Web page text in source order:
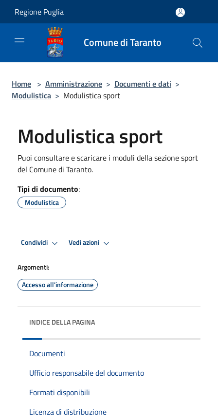
Regione Puglia
Comune di Taranto
Home > Amministrazione > Documenti e dati >
Modulistica > Modulistica sport
Modulistica sport
Puoi consultare e scaricare i moduli della sezione sport
del Comune di Taranto.
Tipi di documento:
Modulistica
Condividi Vedi azioni
Argomenti:
Accesso all'informazione
INDICE DELLA PAGINA
Documenti
Ufficio responsabile del documento
Formati disponibili
Licenza di distribuzione